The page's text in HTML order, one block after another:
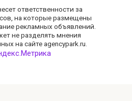
ответственности за
на которые размещены
рекламных объявлений.
не разделять мнения
на сайте agencypark.ru.